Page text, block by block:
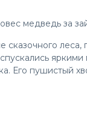
медведь за
сказочного
Его пушистый